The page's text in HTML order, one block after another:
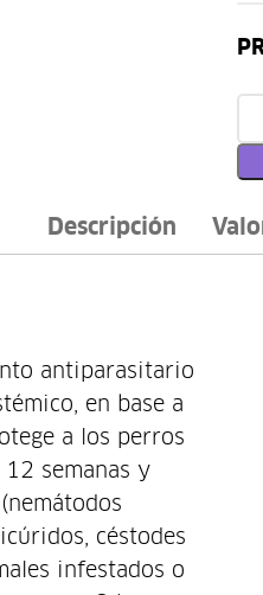
Descripción
antiparasitario
en base a
a los perros
semanas y
céstodes
infestados o